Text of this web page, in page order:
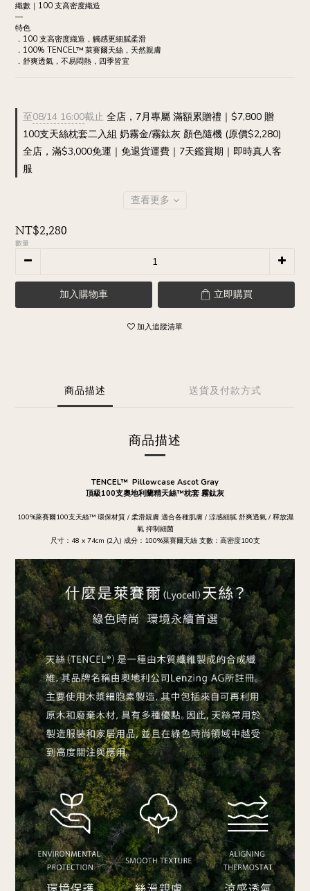
織數｜100 支高密度織造
—
特色
．100 支高密度織造，觸感更細膩柔滑
．100% TENCEL™ 萊賽爾天絲，天然親膚
．舒爽透氣，不易悶熱，四季皆宜
至08/14 16:00截止 全店，7月專屬 滿額累贈禮｜$7,800 贈
100支天絲枕套二入組 奶霧金/霧鈦灰 顏色隨機 (原價$2,280)
全店，滿$3,000免運｜免退貨運費｜7天鑑賞期｜即時真人客
服
查看更多
NT$2,280
數量
加入購物車 立即購買
加入追蹤清單
商品描述 送貨及付款方式
商品描述
TENCEL™ Pillowcase Ascot Gray
頂級100支奧地利蘭精天絲™枕套 霧鈦灰
100%萊賽爾100支天絲™ 環保材質 / 柔滑親膚 適合各種肌膚 / 涼感細膩 舒爽透氣 / 釋放濕
氣 抑制細菌
尺寸： 48 x 74cm (2 入) 成分： 100%萊賽爾天絲 支數：高密度100支